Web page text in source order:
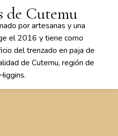
de Cutemu
por artesanas y una
el 2016 y tiene como
del trenzado en paja de
de Cutemu, región de